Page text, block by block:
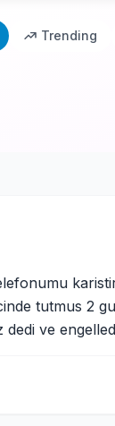
Trending
tutmus 2
ve